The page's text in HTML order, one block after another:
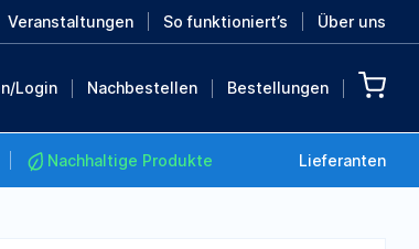
Veranstaltungen So funktioniert’s Über uns
Login Nachbestellen Bestellungen
Nachhaltige Produkte Lieferanten